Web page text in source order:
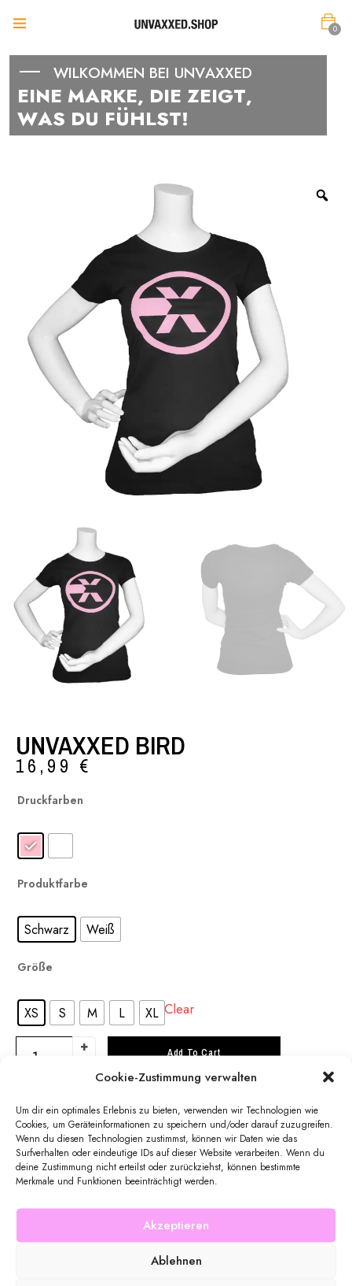
Cookie-Zustimmung verwalten
Um dir ein optimales Erlebnis zu bieten, verwenden wir Technologien wie
Cookies, um Geräteinformationen zu speichern und/oder darauf zuzugreifen.
Wenn du diesen Technologien zustimmst, können wir Daten wie das
Surfverhalten oder eindeutige IDs auf dieser Website verarbeiten. Wenn du
deine Zustimmung nicht erteilst oder zurückziehst, können bestimmte
Merkmale und Funktionen beeinträchtigt werden.
Akzeptieren
Ablehnen
0
EINE MARKE, DIE ZEIGT,
WAS DU FÜHLST!
WILKOMMEN BEI UNVAXXED
UNVAXXED BIRD
16,99 €
Druckfarben
Produktfarbe
Schwarz Weiß
Größe
XS S M L XL Clear
Add To Cart
UNVAXXED BIRD